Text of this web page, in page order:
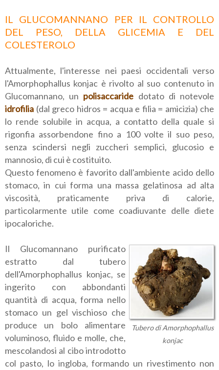
IL GLUCOMANNANO PER IL CONTROLLO
DEL PESO, DELLA GLICEMIA E DEL
COLESTEROLO
Attualmente, l'interesse nei paesi occidentali verso
l'Amorphophallus konjac è rivolto al suo contenuto in
Glucomannano, un polisaccaride dotato di notevole
idrofilia (dal greco hidros = acqua e filia = amicizia) che
lo rende solubile in acqua, a contatto della quale si
rigonfia assorbendone fino a 100 volte il suo peso,
senza scindersi negli zuccheri semplici, glucosio e
mannosio, di cui è costituito.
Questo fenomeno è favorito dall'ambiente acido dello
stomaco, in cui forma una massa gelatinosa ad alta
viscosità, praticamente priva di calorie,
particolarmente utile come coadiuvante delle diete
ipocaloriche.
Tubero di Amorphophallus
konjac
Il Glucomannano purificato
estratto dal tubero
dell'Amorphophallus konjac, se
ingerito con abbondanti
quantità di acqua, forma nello
stomaco un gel vischioso che
produce un bolo alimentare
voluminoso, fluido e molle, che,
mescolandosi al cibo introdotto
col pasto, lo ingloba, formando un rivestimento non